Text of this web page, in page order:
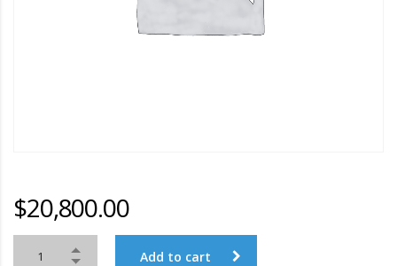
$20,800.00
Add to cart